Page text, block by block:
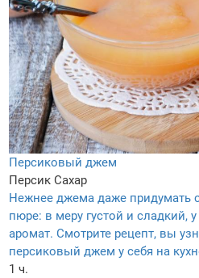
Персиковый джем
Персик Сахар
Нежнее джема даже придумать
пюре: в меру густой и сладкий,
аромат. Смотрите рецепт, вы
персиковый джем у себя на
1 ч.